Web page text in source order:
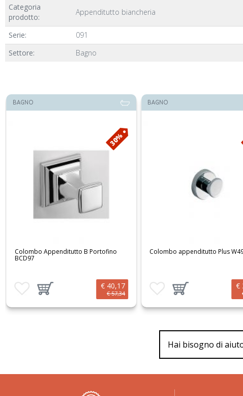
Categoria
prodotto:
Appenditutto biancheria
Serie:
091
Settore:
Bagno
BAGNO
30%
Colombo Appenditutto B Portofino
BCD97
Aggiungi ai preferiti
Aggiungi prodotto al carrello
€ 40,17
€ 57,34
BAGNO
Colombo appenditutto Plus
Aggiungi ai preferiti
Aggiungi prodotto al€
Hai bisogno di